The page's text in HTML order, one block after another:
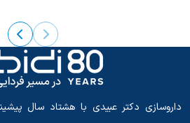
داروسازی دکتر عبیدی با هشتاد سال